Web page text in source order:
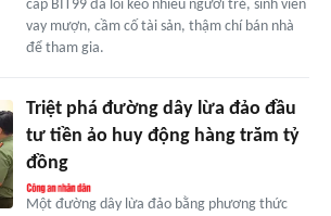
cấp BIT99 đã lôi kéo nhiều người trẻ, sinh viên
vay mượn, cầm cố tài sản, thậm chí bán nhà
để tham gia.
Triệt phá đường dây lừa đảo đầu
tư tiền ảo huy động hàng trăm tỷ
đồng
Một đường dây lừa đảo bằng phương thức